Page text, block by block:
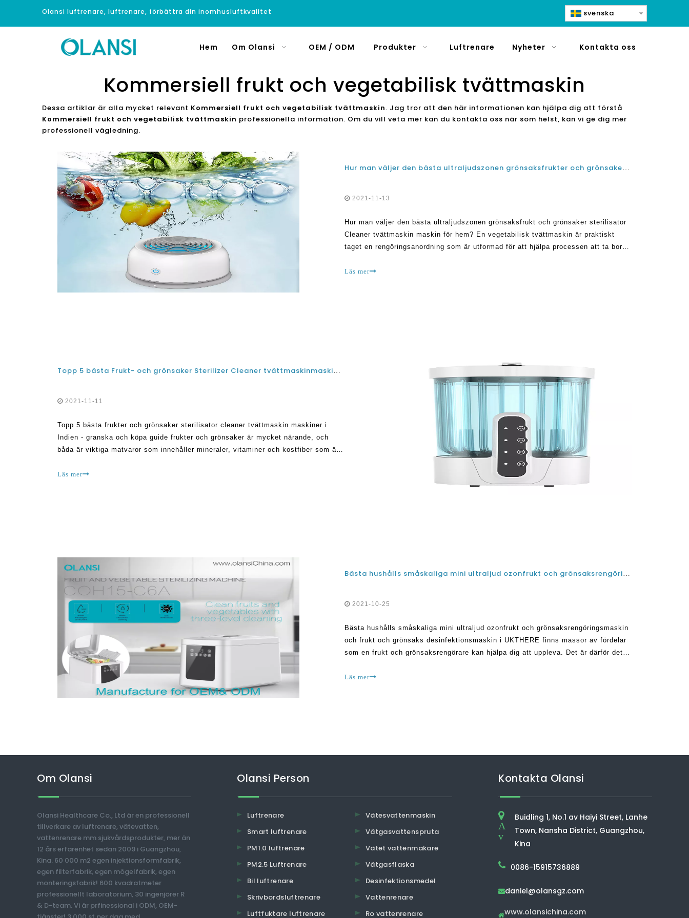
Olansi luftrenare, luftrenare, förbättra din inomhusluftkvalitet svenska
Hem Om Olansi OEM / ODM Produkter Luftrenare Nyheter Kontakta oss
Kommersiell frukt och vegetabilisk tvättmaskin
Dessa artiklar är alla mycket relevant Kommersiell frukt och vegetabilisk tvättmaskin. Jag tror att den här informationen kan hjälpa dig att förstå
Kommersiell frukt och vegetabilisk tvättmaskin professionella information. Om du vill veta mer kan du kontakta oss när som helst, kan vi ge dig mer
professionell vägledning.
Hur man väljer den bästa ultraljudszonen grönsaksfrukter och grönsaker sterilisator renare tvättmaskin maskin för hem?
2021-11-13
Hur man väljer den bästa ultraljudszonen grönsaksfrukt och grönsaker sterilisator
Cleaner tvättmaskin maskin för hem? En vegetabilisk tvättmaskin är praktiskt
taget en rengöringsanordning som är utformad för att hjälpa processen att ta bort
bekämpningsmedel från s
Läs mer
Topp 5 bästa Frukt- och grönsaker Sterilizer Cleaner tvättmaskinmaskiner i Indien- Recension och köp guide
2021-11-11
Topp 5 bästa frukter och grönsaker sterilisator cleaner tvättmaskin maskiner i
Indien - granska och köpa guide frukter och grönsaker är mycket närande, och
båda är viktiga matvaror som innehåller mineraler, vitaminer och kostfiber som är
Läs mer
Bästa hushålls småskaliga mini ultraljud ozonfrukt och grönsaksrengöringsmaskin och frukt och grönsaks desinfektionsmaskin i Storbritannien
2021-10-25
Bästa hushålls småskaliga mini ultraljud ozonfrukt och grönsaksrengöringsmaskin
och frukt och grönsaks desinfektionsmaskin i UKTHERE finns massor av fördelar
som en frukt och grönsaksrengörare kan hjälpa dig att uppleva. Det är därför det
Läs mer
Om Olansi
Olansi Healthcare Co., Ltd är en professionell
tillverkare av luftrenare, vätevatten,
vattenrenare mm sjukvårdsprodukter, mer än
12 års erfarenhet sedan 2009 i Guangzhou,
Kina. 60 000 m2 egen injektionsformfabrik,
egen filterfabrik, egen mögelfabrik, egen
monteringsfabrik! 600 kvadratmeter
professionellt laboratorium, 30 ingenjörer R
& D-team. Vi är prfinessional i ODM, OEM-
Olansi Person
Luftrenare
Smart luftrenare
PM1.0 luftrenare
PM2.5 Luftrenare
Bil luftrenare
Skrivbordsluftrenare
Luftfuktare luftrenare
Vätesvattenmaskin
Vätgasvattenspruta
Vätet vattenmakare
Vätgasflaska
Desinfektionsmedel
Vattenrenare
Ro vattenrenare
Kontakta Olansi
A
v
Buidling 1, No.1 av Haiyi Street, Lanhe
Town, Nansha District, Guangzhou,
Kina
0086-15915736889
daniel@olansgz.com
www.olansichina.com